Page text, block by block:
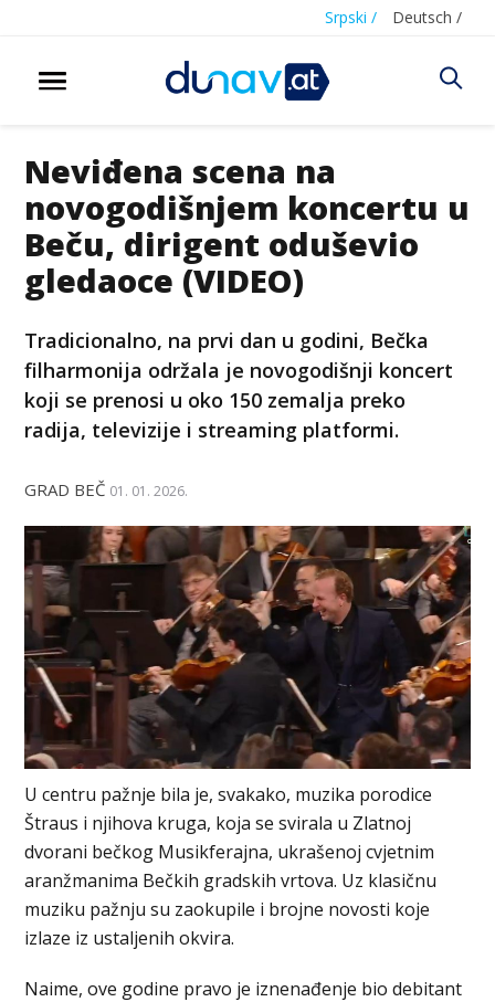
Srpski / Deutsch /
Neviđena scena na
novogodišnjem koncertu u
Beču, dirigent oduševio
gledaoce (VIDEO)
Tradicionalno, na prvi dan u godini, Bečka
filharmonija održala je novogodišnji koncert
koji se prenosi u oko 150 zemalja preko
radija, televizije i streaming platformi.
GRAD BEČ 01. 01. 2026.
U centru pažnje bila je, svakako, muzika porodice
Štraus i njihova kruga, koja se svirala u Zlatnoj
dvorani bečkog Musikferajna, ukrašenoj cvjetnim
aranžmanima Bečkih gradskih vrtova. Uz klasičnu
muziku pažnju su zaokupile i brojne novosti koje
izlaze iz ustaljenih okvira.
Naime, ove godine pravo je iznenađenje bio debitant